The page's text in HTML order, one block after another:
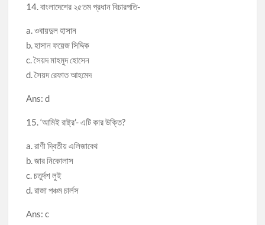
14. বাংলাদেশের ২৫তম প্রধান বিচারপতি-
a. ওবায়দুল হাসান
b. হাসান ফয়েজ সিদ্দিক
c. সৈয়দ মাহমুদ হোসেন
d. সৈয়দ রেফাত আহমেদ
Ans: d
15. ‘আমিই রাষ্ট্র’- এটি কার উক্তি?
a. রাণী দ্বিতীয় এলিজাবেথ
b. জার নিকোলাস
c. চতুর্দশ লুই
d. রাজা পঞ্চম চার্লস
Ans: c